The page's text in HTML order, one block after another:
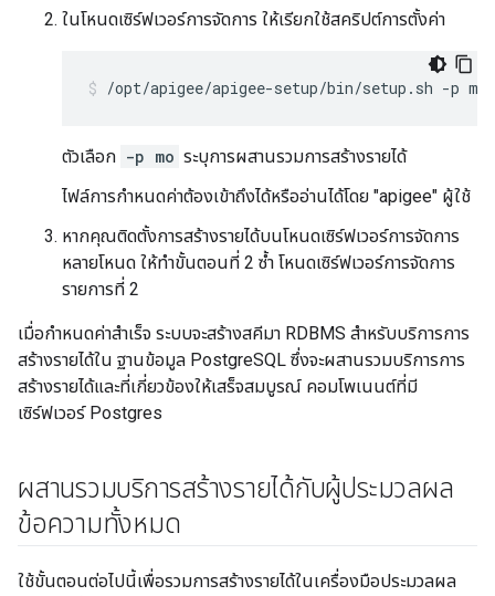
ในโหนดเซิร์ฟเวอร์การจัดการ ให้เรียกใช้สคริปต์การตั้งค่า
/opt/apigee/apigee-setup/bin/setup.sh -p
ตัวเลือก -p mo ระบุการผสานรวมการสร้างรายได้
ไฟล์การกำหนดค่าต้องเข้าถึงได้หรืออ่านได้โดย "apigee" ผู้ใช้
หากคุณติดตั้งการสร้างรายได้บนโหนดเซิร์ฟเวอร์การจัดการ
หลายโหนด ให้ทำขั้นตอนที่ 2 ซ้ำ โหนดเซิร์ฟเวอร์การจัดการ
รายการที่ 2
เมื่อกำหนดค่าสำเร็จ ระบบจะสร้างสคีมา RDBMS สำหรับบริการการ
สร้างรายได้ใน ฐานข้อมูล PostgreSQL ซึ่งจะผสานรวมบริการการ
สร้างรายได้และที่เกี่ยวข้องให้เสร็จสมบูรณ์ คอมโพเนนต์ที่มี
เซิร์ฟเวอร์ Postgres
ผสานรวมบริการสร้างรายได้กับผู้ประมวลผล
ข้อความทั้งหมด
ใช้ขั้นตอนต่อไปนี้เพื่อรวมการสร้างรายได้ในเครื่องมือประมวลผล